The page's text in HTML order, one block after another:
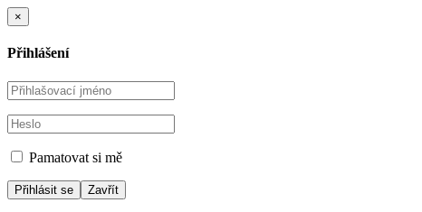
×
Přihlášení
Pamatovat si mě
Zavřít